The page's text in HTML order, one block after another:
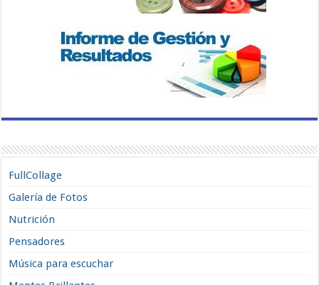
FullCollage
Galería de Fotos
Nutrición
Pensadores
Música para escuchar